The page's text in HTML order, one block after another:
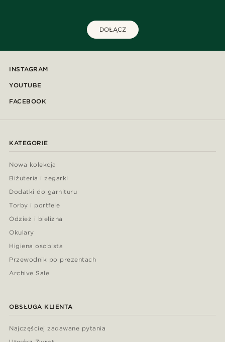
DOŁĄCZ
INSTAGRAM
YOUTUBE
FACEBOOK
KATEGORIE
Nowa kolekcja
Biżuteria i zegarki
Dodatki do garnituru
Torby i portfele
Odzież i bielizna
Okulary
Higiena osobista
Przewodnik po prezentach
Archive Sale
OBSŁUGA KLIENTA
Najczęściej zadawane pytania